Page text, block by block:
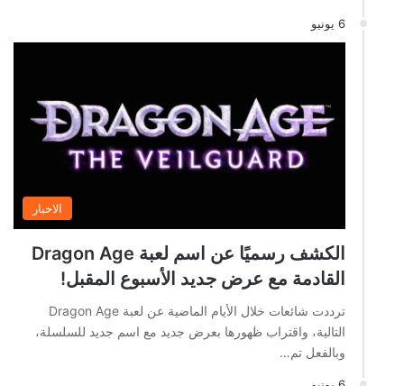
6 يونيو
الاخبار
الكشف رسميًا عن اسم لعبة Dragon Age
القادمة مع عرض جديد الأسبوع المقبل!
ترددت شائعات خلال الأيام الماضية عن لعبة Dragon Age
التالية، واقتراب ظهورها بعرض جديد مع اسم جديد للسلسلة،
وبالفعل تم…